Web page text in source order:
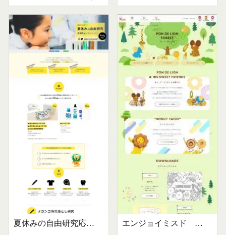
夏休みの自由研究応援キャンペーン2018 エンジョイミスド ポン・デ・ライオンの森